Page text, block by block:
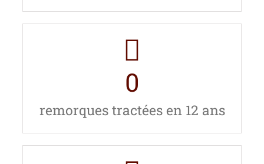
0
remorques tractées en 12 ans